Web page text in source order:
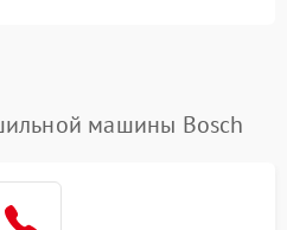
машины Bosch